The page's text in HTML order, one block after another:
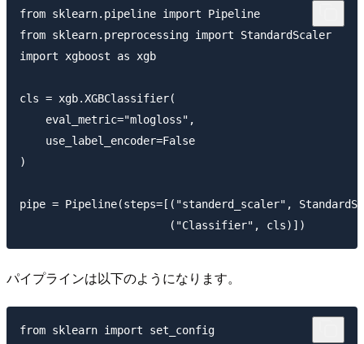
from sklearn.pipeline import Pipeline
from sklearn.preprocessing import StandardScaler
import xgboost as xgb
cls = xgb.XGBClassifier(
    eval_metric="mlogloss",
    use_label_encoder=False
)
pipe = Pipeline(steps=[("standerd_scaler",
パイプラインは以下のようになります。
from sklearn import set_config